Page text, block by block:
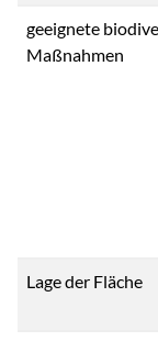
geeignete
Maßnahmen
Lage der Fläche